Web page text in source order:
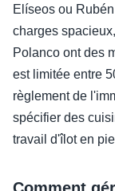
Elíseos ou
charges
Polanco ont des
est limitée entre
règlement de
spécifier des
travail d'îlot en